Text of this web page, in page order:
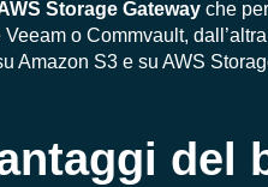
Storage Gateway che
o Commvault,
Amazon S3 e su AWS
del